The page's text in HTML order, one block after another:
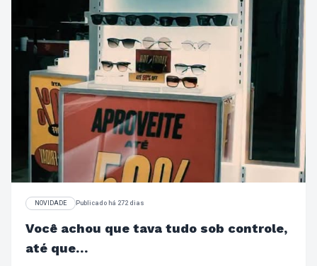
NOVIDADE Publicado há 272 dias
Você achou que tava tudo sob controle,
até que…